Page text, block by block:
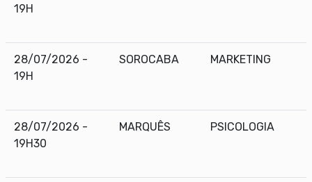
19H
28/07/2026 -
19H
SOROCABA MARKETING
28/07/2026 -
19H30
MARQUÊS PSICOLOGIA